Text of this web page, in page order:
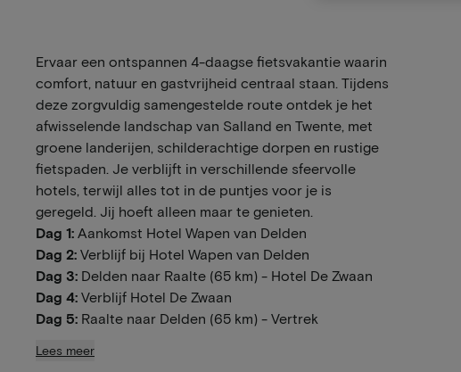
Ervaar een ontspannen 4-daagse fietsvakantie waarin
comfort, natuur en gastvrijheid centraal staan. Tijdens
deze zorgvuldig samengestelde route ontdek je het
afwisselende landschap van Salland en Twente, met
groene landerijen, schilderachtige dorpen en rustige
fietspaden. Je verblijft in verschillende sfeervolle
hotels, terwijl alles tot in de puntjes voor je is
geregeld. Jij hoeft alleen maar te genieten.
Dag 1: Aankomst Hotel Wapen van Delden
Dag 2: Verblijf bij Hotel Wapen van Delden
Dag 3: Delden naar Raalte (65 km) - Hotel De Zwaan
Dag 4: Verblijf Hotel De Zwaan
Dag 5: Raalte naar Delden (65 km) - Vertrek
Lees meer